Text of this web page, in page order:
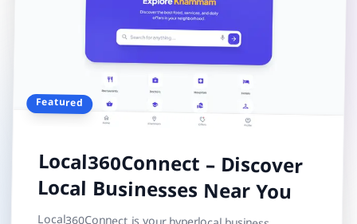
Featured
Local360Connect – Discover
Local Businesses Near You